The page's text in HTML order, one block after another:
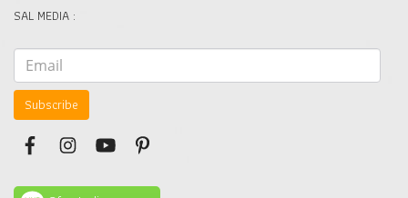
SAL MEDIA :
Subscribe